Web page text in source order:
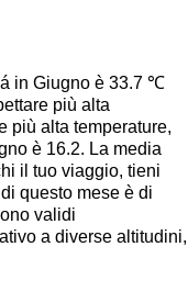
in Giugno è 33.7 ℃
più alta
più alta temperature,
è 16.2. La media
il tuo viaggio, tieni
questo mese è di
validi
a diverse altitudini,